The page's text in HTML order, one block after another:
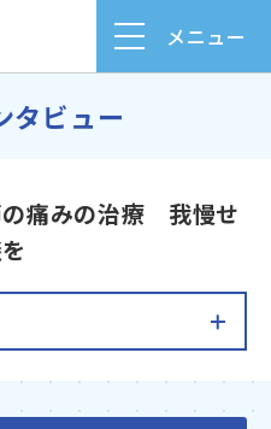
メニュー
タビュー
の痛みの治療 我慢せ